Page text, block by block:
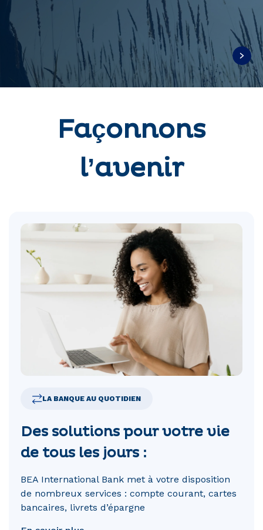
Façonnons
l’avenir
LA BANQUE AU QUOTIDIEN
Des solutions pour votre vie
de tous les jours :
BEA International Bank met à votre disposition
de nombreux services : compte courant, cartes
bancaires, livrets d’épargne